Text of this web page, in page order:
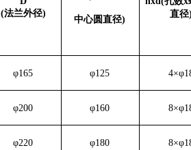
(法兰外径)
中心圆直径)
直径
φ165 φ125
φ200 φ160
φ220 φ180